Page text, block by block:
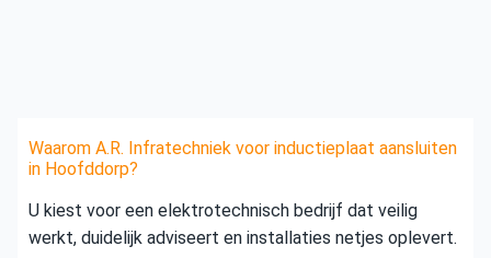
Waarom A.R. Infratechniek voor inductieplaat aansluiten
in Hoofddorp?
U kiest voor een elektrotechnisch bedrijf dat veilig
werkt, duidelijk adviseert en installaties netjes oplevert.